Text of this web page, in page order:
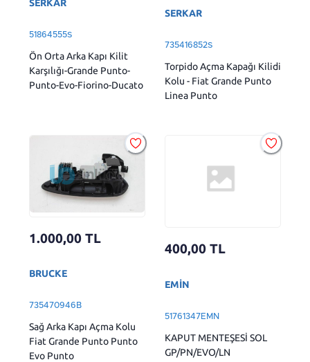
SERKAR
51864555S
Ön Orta Arka Kapı Kilit
Karşılığı-Grande Punto-
Punto-Evo-Fiorino-Ducato
SERKAR
735416852S
Torpido Açma Kapağı Kilidi
Kolu - Fiat Grande Punto
Linea Punto
1.000,00 TL
BRUCKE
735470946B
Sağ Arka Kapı Açma Kolu
Fiat Grande Punto Punto
Evo Punto
400,00 TL
EMİN
51761347EMN
KAPUT MENTEŞESİ SOL
GP/PN/EVO/LN